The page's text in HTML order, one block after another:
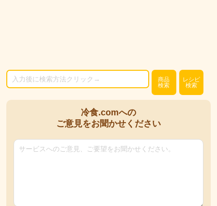
商品
検索
レシピ
検索
冷食.comへの
ご意見をお聞かせください